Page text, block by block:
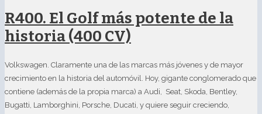
R400. El Golf más potente de la
historia (400 CV)
Volkswagen. Claramente una de las marcas más jóvenes y de mayor
crecimiento en la historia del automóvil. Hoy, gigante conglomerado que
contiene (además de la propia marca) a Audi, Seat, Skoda, Bentley,
Bugatti, Lamborghini, Porsche, Ducati, y quiere seguir creciendo,